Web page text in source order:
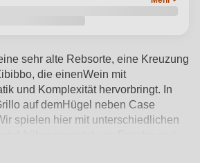
sehr alte Rebsorte, eine Kreuzung
die einenWein mit
und Komplexität hervorbringt. In
auf demHügel neben Case
spielen hier mit unterschiedlichen
der Rest später, um Struktur und